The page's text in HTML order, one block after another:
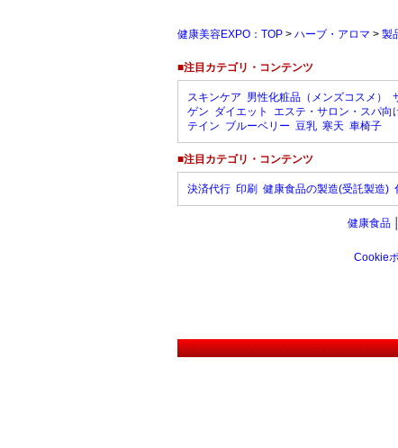
健康美容EXPO：TOP > ハーブ・アロマ > 製
■注目カテゴリ・コンテンツ
スキンケア 男性化粧品（メンズコスメ）
ゲン ダイエット エステ・サロン・スパ向
テイン ブルーベリー 豆乳 寒天 車椅子
■注目カテゴリ・コンテンツ
決済代行 印刷 健康食品の製造(受託製造)
健康食品
Cookie